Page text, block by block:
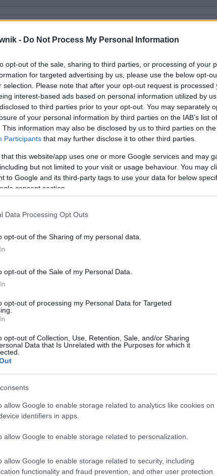
- Do Not Process My Personal Information
opt-out of the sale, sharing to third parties, or processing of your
for targeted advertising by us, please use the below opt-
selection. Please note that after your opt-out request is processed
interest-based ads based on personal information utilized by
to third parties prior to your opt-out. You may separately
of your personal information by third parties on the IAB’s list
This information may also be disclosed by us to third parties on the
Participants that may further disclose it to other third parties.
that this website/app uses one or more Google services and may
but not limited to your visit or usage behaviour. You may
to Google and its third-party tags to use your data for below
consent section.
Data Processing Opt Outs
opt-out of the Sharing of my personal data.
opt-out of the Sale of my Personal Data.
opt-out of processing my Personal Data for Targeted
opt-out of Collection, Use, Retention, Sale, and/or Sharing
Data that Is Unrelated with the Purposes for which it
allow Google to enable storage related to analytics like cookies on
identifiers in apps.
allow Google to enable storage related to personalization.
allow Google to enable storage related to security, including
functionality and fraud prevention, and other user protection.
z komentarzami)
przysłówkowe typupo ...-sku, po ...-cku,po ...-dzku
Brakuje czegoś w haśle?
abonenci Dobrego słownika.
SPRAWDŹ